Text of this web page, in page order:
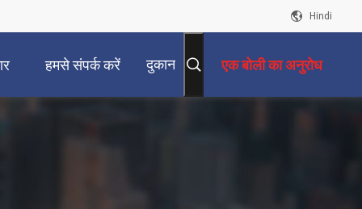
Hindi
हमसे संपर्क करें दुकान एक बोली का अनुरोध